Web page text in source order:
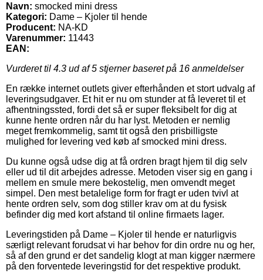
Navn: smocked mini dress
Kategori: Dame – Kjoler til hende
Producent: NA-KD
Varenummer: 11443
EAN:
Vurderet til 4.3 ud af 5 stjerner baseret på 16 anmeldelser
En række internet outlets giver efterhånden et stort udvalg af
leveringsudgaver. Et hit er nu om stunder at få leveret til et
afhentningssted, fordi det så er super fleksibelt for dig at
kunne hente ordren når du har lyst. Metoden er nemlig
meget fremkommelig, samt tit også den prisbilligste
mulighed for levering ved køb af smocked mini dress.
Du kunne også udse dig at få ordren bragt hjem til dig selv
eller ud til dit arbejdes adresse. Metoden viser sig en gang i
mellem en smule mere bekostelig, men omvendt meget
simpel. Den mest betalelige form for fragt er uden tvivl at
hente ordren selv, som dog stiller krav om at du fysisk
befinder dig med kort afstand til online firmaets lager.
Leveringstiden på Dame – Kjoler til hende er naturligvis
særligt relevant forudsat vi har behov for din ordre nu og her,
så af den grund er det sandelig klogt at man kigger nærmere
på den forventede leveringstid for det respektive produkt.